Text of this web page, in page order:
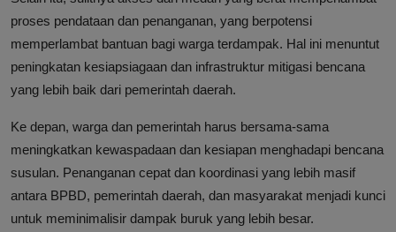
proses pendataan dan penanganan, yang berpotensi
memperlambat bantuan bagi warga terdampak. Hal ini menuntut
peningkatan kesiapsiagaan dan infrastruktur mitigasi bencana
yang lebih baik dari pemerintah daerah.
Ke depan, warga dan pemerintah harus bersama-sama
meningkatkan kewaspadaan dan kesiapan menghadapi bencana
susulan. Penanganan cepat dan koordinasi yang lebih masif
antara BPBD, pemerintah daerah, dan masyarakat menjadi kunci
untuk meminimalisir dampak buruk yang lebih besar.